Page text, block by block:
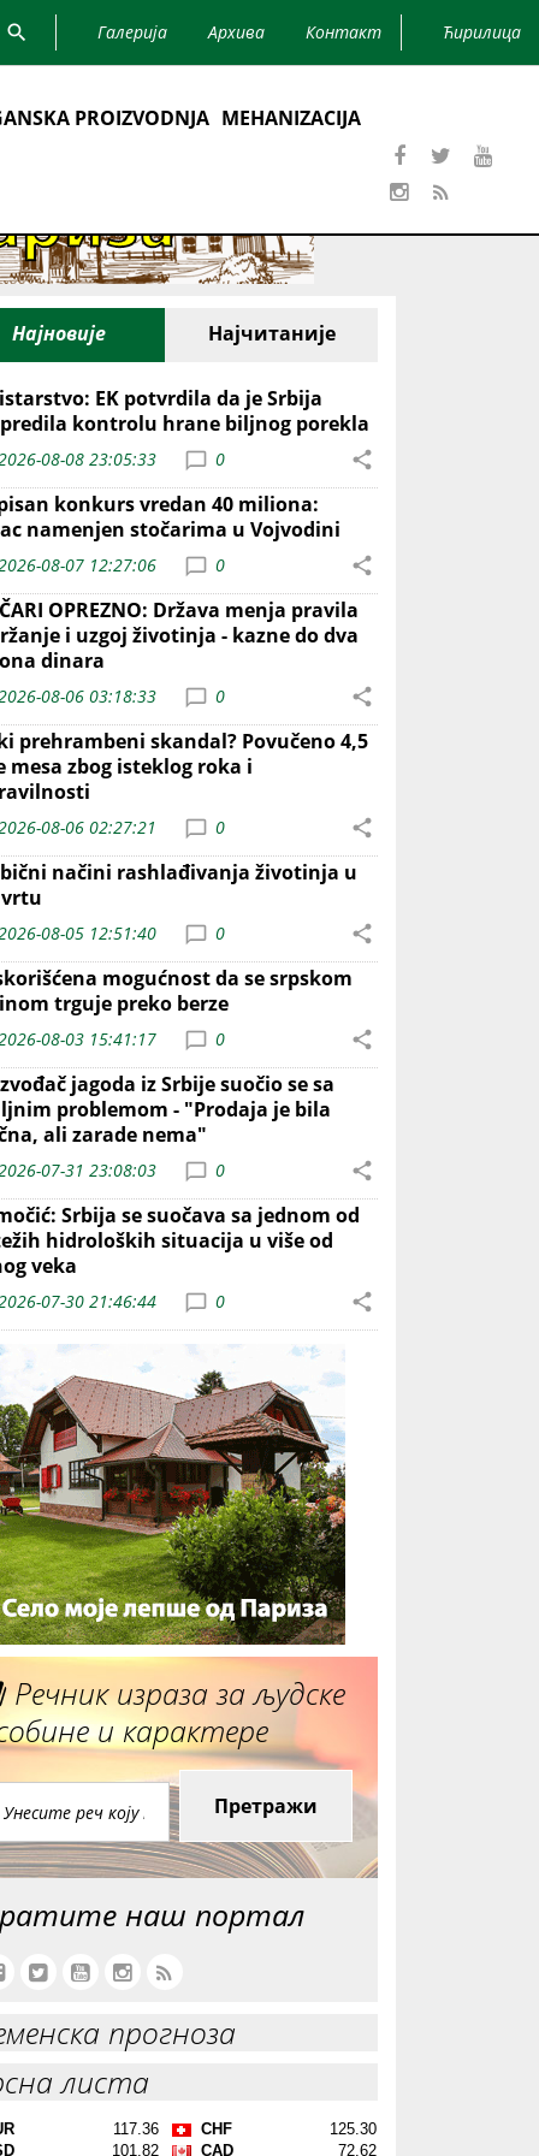
Галерија Архива Контакт Ћирилица
PROIZVODNJA MEHANIZACIJA
Најновије Најчитаније
EK potvrdila da je Srbija
kontrolu hrane biljnog porekla
08-08 23:05:33 0
konkurs vredan 40 miliona:
namenjen stočarima u Vojvodini
08-07 12:27:06 0
OPREZNO: Država menja pravila
i uzgoj životinja - kazne do dva
dinara
08-06 03:18:33 0
prehrambeni skandal? Povučeno 4,5
mesa zbog isteklog roka i
08-06 02:27:21 0
načini rashlađivanja životinja u
vrtu
08-05 12:51:40 0
mogućnost da se srpskom
trguje preko berze
08-03 15:41:17 0
jagoda iz Srbije suočio se sa
problemom - "Prodaja je bila
ali zarade nema"
07-31 23:08:03 0
Srbija se suočava sa jednom od
hidroloških situacija u više od
veka
07-30 21:46:44 0
Речник израза за људске
и карактере
Претражи
наш портал
прогноза
листа